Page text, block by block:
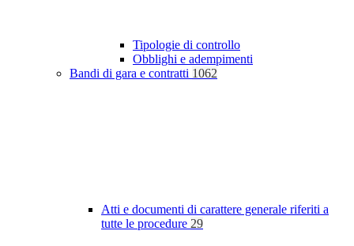
Tipologie di controllo
Obblighi e adempimenti
Bandi di gara e contratti 1062
Atti e documenti di carattere generale riferiti a
tutte le procedure 29